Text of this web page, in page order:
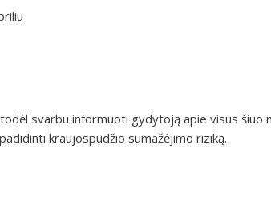
svarbu informuoti gydytoją apie visus šiuo
kraujospūdžio sumažėjimo riziką.